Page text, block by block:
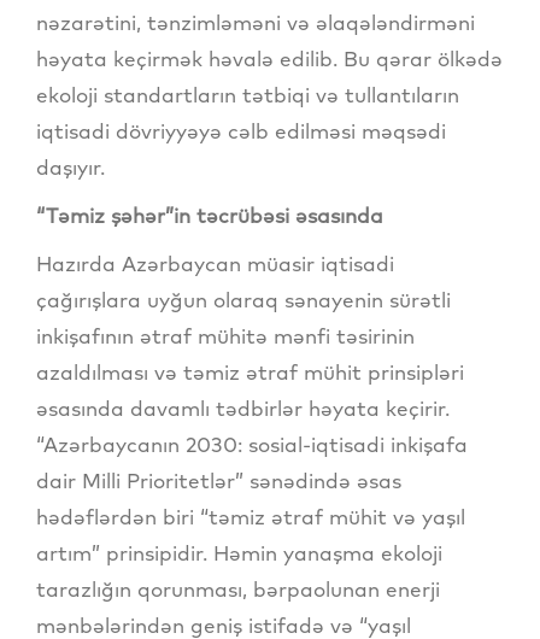
nəzarətini, tənzimləməni və əlaqələndirməni
həyata keçirmək həvalə edilib. Bu qərar ölkədə
ekoloji standartların tətbiqi və tullantıların
iqtisadi dövriyyəyə cəlb edilməsi məqsədi
daşıyır.
“Təmiz şəhər”in təcrübəsi əsasında
Hazırda Azərbaycan müasir iqtisadi
çağırışlara uyğun olaraq sənayenin sürətli
inkişafının ətraf mühitə mənfi təsirinin
azaldılması və təmiz ətraf mühit prinsipləri
əsasında davamlı tədbirlər həyata keçirir.
“Azərbaycanın 2030: sosial-iqtisadi inkişafa
dair Milli Prioritetlər” sənədində əsas
hədəflərdən biri “təmiz ətraf mühit və yaşıl
artım” prinsipidir. Həmin yanaşma ekoloji
tarazlığın qorunması, bərpaolunan enerji
mənbələrindən geniş istifadə və “yaşıl